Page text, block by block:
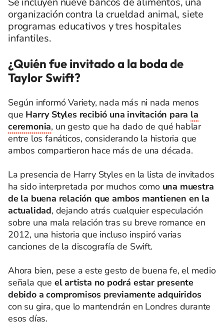
organización contra la crueldad animal, siete
programas educativos y tres hospitales
infantiles.
¿Quién fue invitado a la boda de
Taylor Swift?
Según informó Variety, nada más ni nada menos
que Harry Styles recibió una invitación para la
ceremonia, un gesto que ha dado de qué hablar
entre los fanáticos, considerando la historia que
ambos compartieron hace más de una década.
La presencia de Harry Styles en la lista de invitados
ha sido interpretada por muchos como una muestra
de la buena relación que ambos mantienen en la
actualidad, dejando atrás cualquier especulación
sobre una mala relación tras su breve romance en
2012, una historia que incluso inspiró varias
canciones de la discografía de Swift.
Ahora bien, pese a este gesto de buena fe, el medio
señala que el artista no podrá estar presente
debido a compromisos previamente adquiridos
con su gira, que lo mantendrán en Londres durante
esos días.